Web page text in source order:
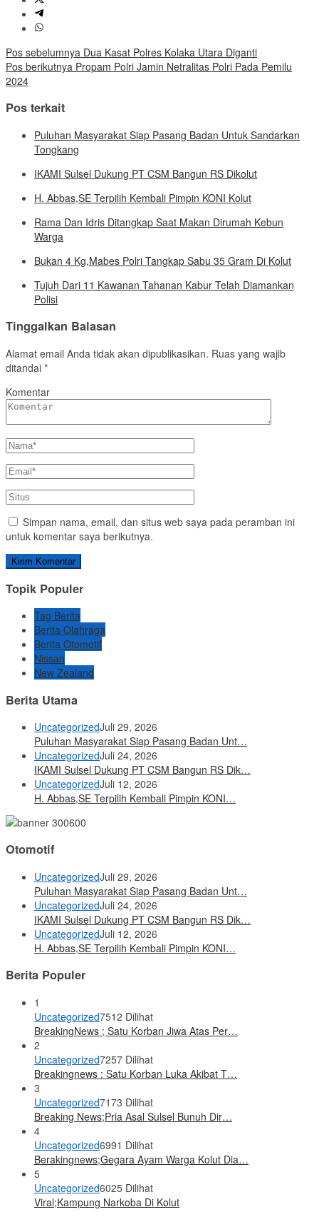
Navigasi
pos
Pos sebelumnya Dua Kasat Polres Kolaka Utara Diganti
Pos berikutnya Propam Polri Jamin Netralitas Polri Pada Pemilu
2024
Pos terkait
Puluhan Masyarakat Siap Pasang Badan Untuk Sandarkan
Tongkang
IKAMI Sulsel Dukung PT CSM Bangun RS Dikolut
H. Abbas,SE Terpilih Kembali Pimpin KONI Kolut
Rama Dan Idris Ditangkap Saat Makan Dirumah Kebun
Warga
Bukan 4 Kg,Mabes Polri Tangkap Sabu 35 Gram Di Kolut
Tujuh Dari 11 Kawanan Tahanan Kabur Telah Diamankan
Polisi
Tinggalkan Balasan
Alamat email Anda tidak akan dipublikasikan. Ruas yang wajib
ditandai *
Komentar
Simpan nama, email, dan situs web saya pada peramban ini
untuk komentar saya berikutnya.
Topik Populer
Tag Berita
Berita Olahraga
Berita Otomotif
Nissan
New Zealand
Berita Utama
UncategorizedJuli 29, 2026
Puluhan Masyarakat Siap Pasang Badan Unt…
UncategorizedJuli 24, 2026
IKAMI Sulsel Dukung PT CSM Bangun RS Dik…
UncategorizedJuli 12, 2026
H. Abbas,SE Terpilih Kembali Pimpin KONI…
Otomotif
UncategorizedJuli 29, 2026
Puluhan Masyarakat Siap Pasang Badan Unt…
UncategorizedJuli 24, 2026
IKAMI Sulsel Dukung PT CSM Bangun RS Dik…
UncategorizedJuli 12, 2026
H. Abbas,SE Terpilih Kembali Pimpin KONI…
Berita Populer
1
Uncategorized7512 Dilihat
BreakingNews ; Satu Korban Jiwa Atas Per…
2
Uncategorized7257 Dilihat
Breakingnews : Satu Korban Luka Akibat T…
3
Uncategorized7173 Dilihat
Breaking News;Pria Asal Sulsel Bunuh Dir…
4
Uncategorized6991 Dilihat
Berakingnews;Gegara Ayam Warga Kolut Dia…
5
Uncategorized6025 Dilihat
Viral;Kampung Narkoba Di Kolut